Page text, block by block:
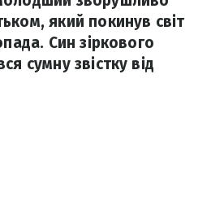
який покинув світ
Син зіркового
сумну звістку від